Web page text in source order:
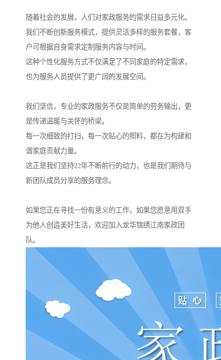
随着社会的发展，人们对家政服务的需求日益多元化。
我们不断创新服务模式，提供灵活多样的服务套餐，客
户可根据自身需求定制服务内容与时间。
这种个性化服务方式不仅满足了不同家庭的特定需求，
也为服务人员提供了更广阔的发展空间。
我们坚信，专业的家政服务不仅是简单的劳务输出，更
是传递温暖与关怀的桥梁。
每一次细致的打扫，每一次贴心的照料，都在为构建和
谐家庭贡献力量。
这正是我们坚持22年不断前行的动力，也是我们期待与
新团队成员分享的服务理念。
如果您正在寻找一份有意义的工作，如果您愿意用双手
为他人创造美好生活，欢迎加入龙华锦绣江南家政团
队。